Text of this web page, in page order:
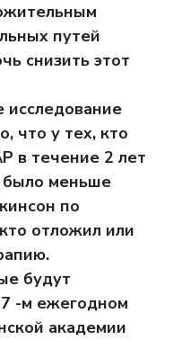
путей
снизить этот
исследование
что у тех, кто
в течение 2 лет
было меньше
по
отложил или
будут
-м ежегодном
академии